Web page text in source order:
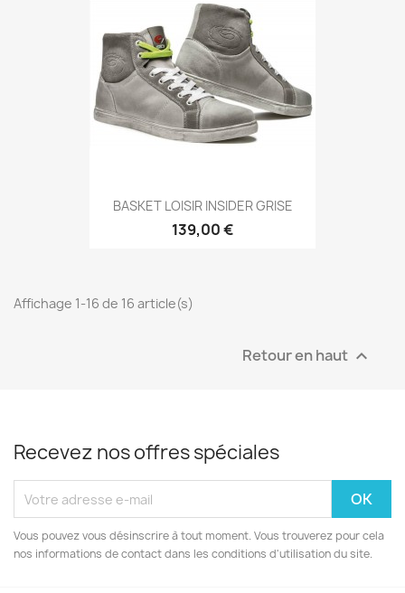
BASKET LOISIR INSIDER GRISE
139,00 €
Affichage 1-16 de 16 article(s)
Retour en haut 
Recevez nos offres spéciales
Vous pouvez vous désinscrire à tout moment. Vous trouverez pour cela
nos informations de contact dans les conditions d'utilisation du site.